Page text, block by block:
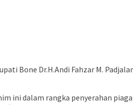
Bone Dr.H.Andi Fahzar M.
ini dalam rangka penyerahan